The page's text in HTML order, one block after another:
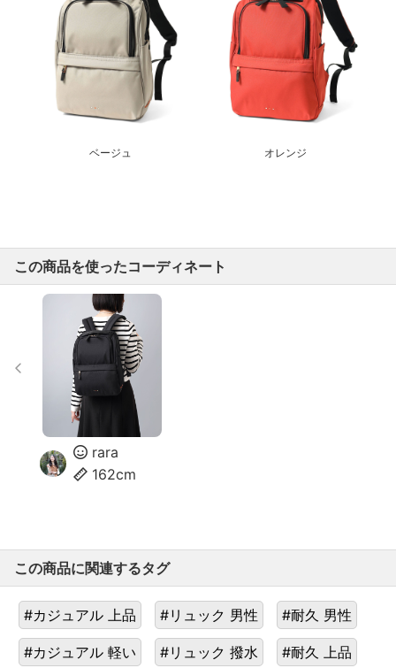
ベージュ オレンジ
この商品を使ったコーディネート
rara
162cm
この商品に関連するタグ
#カジュアル 上品 #リュック 男性 #耐久 男性
#カジュアル 軽い #リュック 撥水 #耐久 上品